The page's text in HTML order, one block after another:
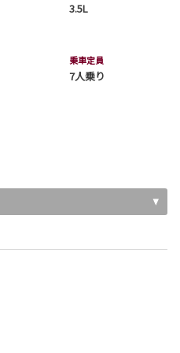
3.5L
乗車定員
7人乗り